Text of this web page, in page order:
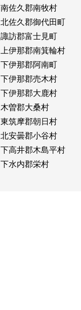
南佐久郡南牧村
北佐久郡御代田町
諏訪郡富士見町
上伊那郡南箕輪村
下伊那郡阿南町
下伊那郡売木村
下伊那郡大鹿村
木曽郡大桑村
東筑摩郡朝日村
北安曇郡小谷村
下高井郡木島平村
下水内郡栄村